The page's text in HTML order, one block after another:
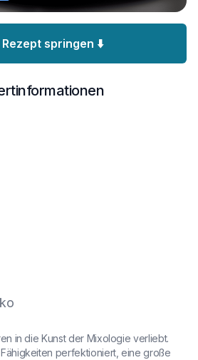
Rezept springen ⬇️
in die Kunst der Mixologie verliebt.
perfektioniert, eine große